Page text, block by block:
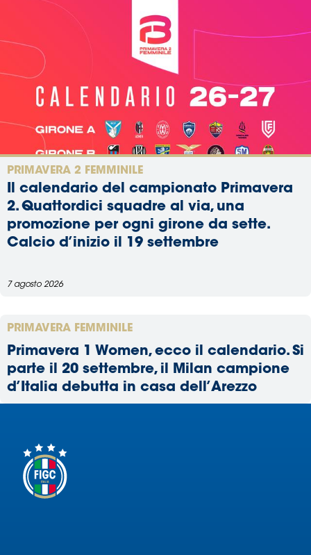
PRIMAVERA 2 FEMMINILE
Il calendario del campionato Primavera
2. Quattordici squadre al via, una
promozione per ogni girone da sette.
Calcio d’inizio il 19 settembre
7 agosto 2026
PRIMAVERA FEMMINILE
Primavera 1 Women, ecco il calendario. Si
parte il 20 settembre, il Milan campione
d’Italia debutta in casa dell’Arezzo